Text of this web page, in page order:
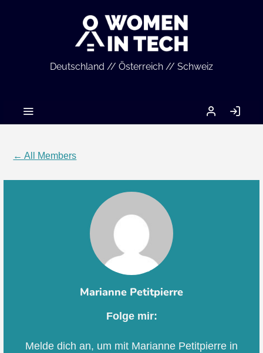
Deutschland // Österreich // Schweiz
MEIN
ACCOUNT
IN
← All Members
Marianne Petitpierre
Folge mir:
Melde dich an, um mit Marianne Petitpierre in